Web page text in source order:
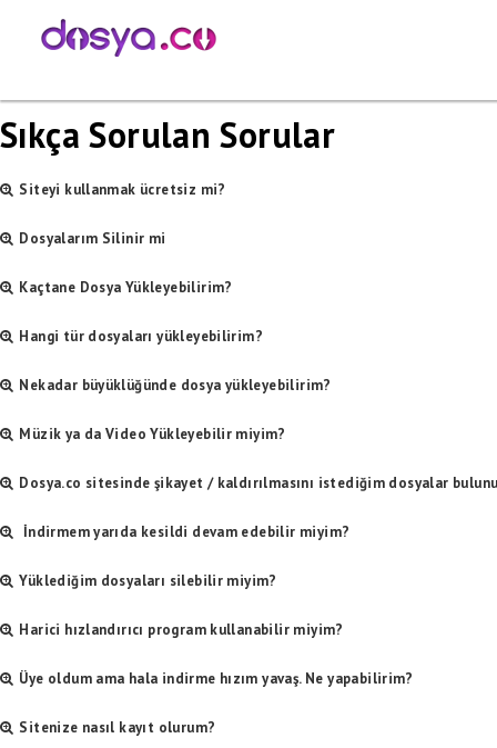
Sıkça Sorulan Sorular
Siteyi kullanmak ücretsiz mi?
Dosyalarım Silinir mi
indirilmezse silinecektir. Sadece kullanım şartlarımızı ihlal eden dosyalar
Kaçtane Dosya Yükleyebilirim?
Hangi tür dosyaları yükleyebilirim?
Nekadar büyüklüğünde dosya yükleyebilirim?
Müzik ya da Video Yükleyebilir miyim?
durumlarda ve kullanım şartlarımızı ihlal durumunda bu tür dosyalar
Dosya.co sitesinde şikayet / kaldırılmasını istediğim dosyalar
Hemen dosya indirme ekranında bulunan "şikayet et" bölümünden bize
belirtebilirsiniz.Buraya tıklayarakiletişim bölümümüze ulaşabilirsiniz.
İndirmem yarıda kesildi devam edebilir miyim?
Yüklediğim dosyaları silebilir miyim?
diğeride de silme linkidir. Silme linkine tarayıcınızdan ulaştığınız zaman
Harici hızlandırıcı program kullanabilir miyim?
Şimdilik hayır...
Üye oldum ama hala indirme hızım yavaş. Ne yapabilirim?
olmanız gerekmektedir.
Sitenize nasıl kayıt olurum?